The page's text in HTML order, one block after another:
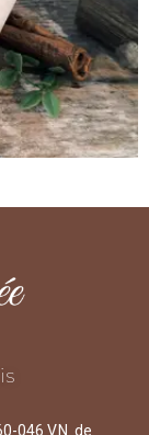
046 V.N. de